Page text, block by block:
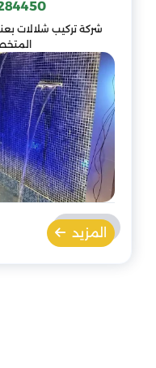
شركة تركيب شلالات
المزيد